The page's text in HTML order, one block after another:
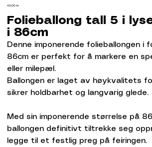
Pris
40,00 kr
Folieballong tall 5 i
i 86cm
Denne imponerende folieballongen i
86cm er perfekt for å markere en
eller milepæl.
Ballongen er laget av høykvalitets
sikrer holdbarhet og langvarig glede.
Med sin imponerende størrelse på
ballongen definitivt tiltrekke seg
legge til et festlig preg på feiringen.